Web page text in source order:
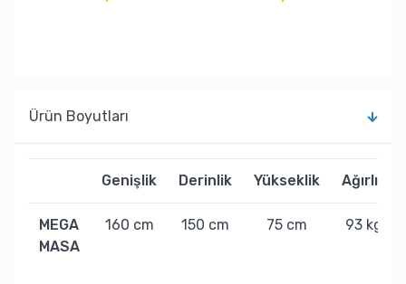
Ürün Boyutları
Genişlik Derinlik Yükseklik Ağırlık
MEGA
MASA
160 cm 150 cm 75 cm 93 kg